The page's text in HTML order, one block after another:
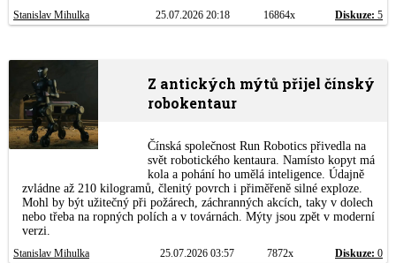
Stanislav Mihulka 25.07.2026 20:18 16864x Diskuze: 5
Z antických mýtů přijel čínský
robokentaur
Čínská společnost Run Robotics přivedla na
svět robotického kentaura. Namísto kopyt má
kola a pohání ho umělá inteligence. Údajně
zvládne až 210 kilogramů, členitý povrch i přiměřeně silné exploze.
Mohl by být užitečný při požárech, záchranných akcích, taky v dolech
nebo třeba na ropných polích a v továrnách. Mýty jsou zpět v moderní
verzi.
Stanislav Mihulka 25.07.2026 03:57 7872x Diskuze: 0